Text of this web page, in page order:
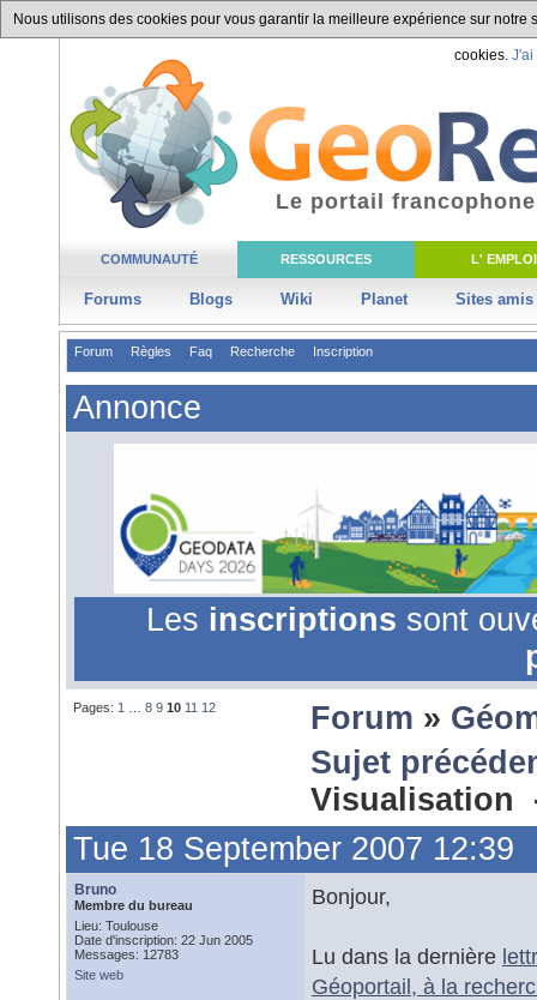
Nous utilisons des cookies pour vous garantir la meilleure expérience sur
cookies. J'ai
COMMUNAUTÉ RESSOURCES L' EMPLOI
Forums Blogs Wiki Planet Sites amis
Le portail
Forum Règles Faq Recherche Inscription
Annonce
Les inscriptions sont
Pages: 1 8 9 10 11 12 Forum »
Sujet
Tue 18 September 2007 12:39
Bruno
Membre du bureau
Lieu: Toulouse
Date d'inscription: 22 Jun 2005
Messages: 12783
Site web
Bonjour,
Lu dans la dernière
Géoportail, à la